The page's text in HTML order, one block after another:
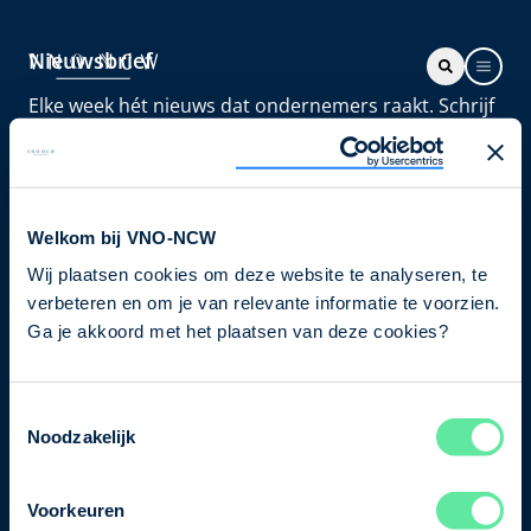
Welkom bij VNO-NCW
Wij plaatsen cookies om deze website te analyseren, te
verbeteren en om je van relevante informatie te voorzien.
Ga je akkoord met het plaatsen van deze cookies?
Noodzakelijk
Voorkeuren
Nieuwsbrief
Elke week hét nieuws dat ondernemers raakt. Schrijf
je nu in voor de VNO-NCW nieuwsbrief.
Schrijf je in
Direct naar
Ons verhaal
Bezuidenhoutseweg 12
T+31 70 349 03 49